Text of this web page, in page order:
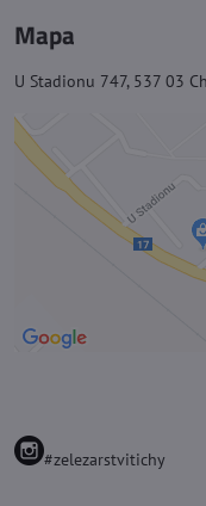
Mapa
U Stadionu 747, 537 03
#zelezarstvitichy